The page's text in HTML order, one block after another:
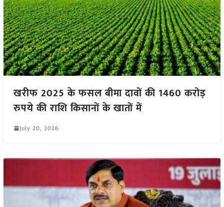
खरीफ 2025 के फसल बीमा दावों की 1460 करोड़
रुपये की राशि किसानों के खातों में
July 20, 2026